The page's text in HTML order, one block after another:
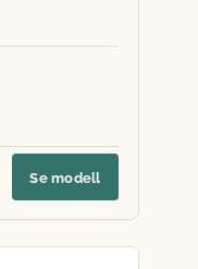
Se modell